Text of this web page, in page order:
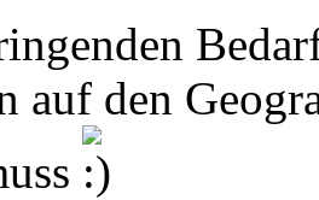
auf den